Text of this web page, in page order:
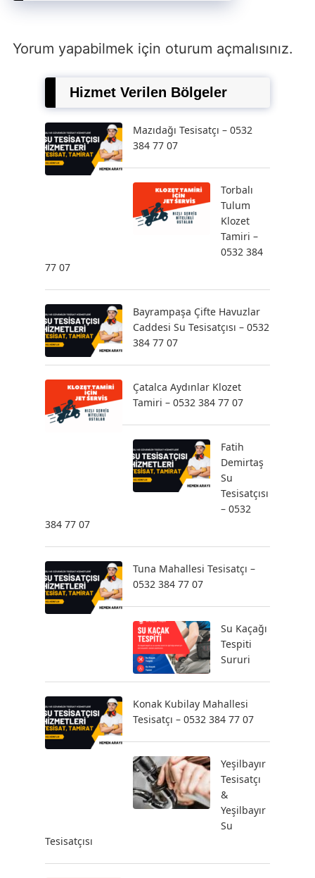
Yorum yapabilmek için oturum açmalısınız.
Hizmet Verilen Bölgeler
Mazıdağı Tesisatçı – 0532
384 77 07
Torbalı
Tulum
Klozet
Tamiri –
0532 384
77 07
Bayrampaşa Çifte Havuzlar
Caddesi Su Tesisatçısı – 0532
384 77 07
Çatalca Aydınlar Klozet
Tamiri – 0532 384 77 07
Fatih
Demirtaş
Su
Tesisatçısı
– 0532
384 77 07
Tuna Mahallesi Tesisatçı –
0532 384 77 07
Su Kaçağı
Tespiti
Sururi
Konak Kubilay Mahallesi
Tesisatçı – 0532 384 77 07
Yeşilbayır
Tesisatçı
&
Yeşilbayır
Su
Tesisatçısı